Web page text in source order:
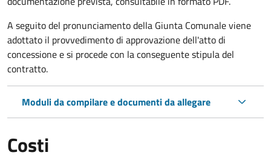
A seguito del pronunciamento della Giunta Comunale viene
adottato il provvedimento di approvazione dell'atto di
concessione e si procede con la conseguente stipula del
contratto.
Moduli da compilare e documenti da allegare
Costi